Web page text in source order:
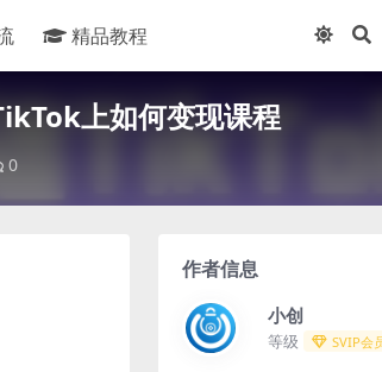
精品教程
上如何变现课程
0
作者信息
小创
等级 SVIP会